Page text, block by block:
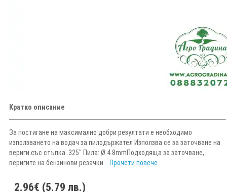
Кратко описание
За постигане на максимално добри резултати е необходимо
използването на водач за пилодържател Използва се за заточване на
вериги със стъпка .325" Пила: Ø 4.8mmПодходяща за заточване,
веригите на бензинови резачки... Прочети повече...
2.96€ (5.79 лв.)